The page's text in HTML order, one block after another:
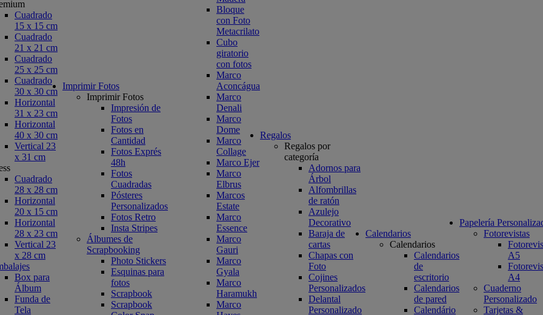
Cuadrado
15 x 15 cm
Cuadrado
21 x 21 cm
Cuadrado
25 x 25 cm
Cuadrado
30 x 30 cm
Horizontal
31 x 23 cm
Horizontal
40 x 30 cm
Vertical 23
x 31 cm
Cuadrado
28 x 28 cm
Horizontal
20 x 15 cm
Horizontal
28 x 23 cm
Vertical 23
x 28 cm
Box para
Álbum
Funda de
Tela
Imprimir Fotos
Imprimir Fotos
Impresión de
Fotos
Fotos en
Cantidad
Fotos Exprés
48h
Fotos
Cuadradas
Pósteres
Personalizados
Fotos Retro
Insta Stripes
Álbumes de
Scrapbooking
Photo Stickers
Esquinas para
fotos
Scrapbook
Scrapbook
Bloque
con Foto
Metacrilato
Cubo
giratorio
con fotos
Marco
Aconcágua
Marco
Denali
Marco
Dome
Marco
Collage
Marco Ejer
Marco
Elbrus
Marcos
Estate
Marco
Essence
Marco
Gauri
Marco
Gyala
Marco
Haramukh
Marco
Regalos
Regalos por
categoría
Adornos para
Árbol
Alfombrillas
de ratón
Azulejo
Decorativo
Baraja de
cartas
Chapas con
Foto
Cojines
Personalizados
Delantal
Personalizado
Calendarios
Calendarios
Calendarios
de
escritorio
Calendarios
de pared
Calendário
Papelería
Fotorevistas
A5
A4
Cuaderno
Personalizado
Tarjetas &